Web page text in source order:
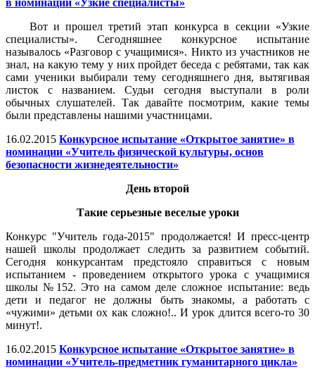
в номинации «Узкие специалисты»
Вот и прошел третий этап конкурса в секции «Узкие
специалисты». Сегодняшнее конкурсное испытание
называлось «Разговор с учащимися». Никто из участников не
знал, на какую тему у них пройдет беседа с ребятами, так как
сами ученики выбирали тему сегодняшнего дня, вытягивая
листок с названием. Судьи сегодня выступали в роли
обычных слушателей. Так давайте посмотрим, какие темы
были представлены нашими участницами.
16.02.2015 Конкурсное испытание «Открытое занятие» в
номинации «Учитель физической культуры, основ
безопасности жизнедеятельности»
День второй
Такие серьезные веселые уроки
Конкурс "Учитель года-2015" продолжается! И пресс-центр
нашей школы продолжает следить за развитием событий.
Сегодня конкурсантам предстояло справиться с новым
испытанием - проведением открытого урока с учащимися
школы №152. Это на самом деле сложное испытание: ведь
дети и педагог не должны быть знакомы, а работать с
«чужими» детьми ох как сложно!.. И урок длится всего-то 30
минут!.
16.02.2015 Конкурсное испытание «Открытое занятие» в
номинации «Учитель-предметник гуманитарного цикла»